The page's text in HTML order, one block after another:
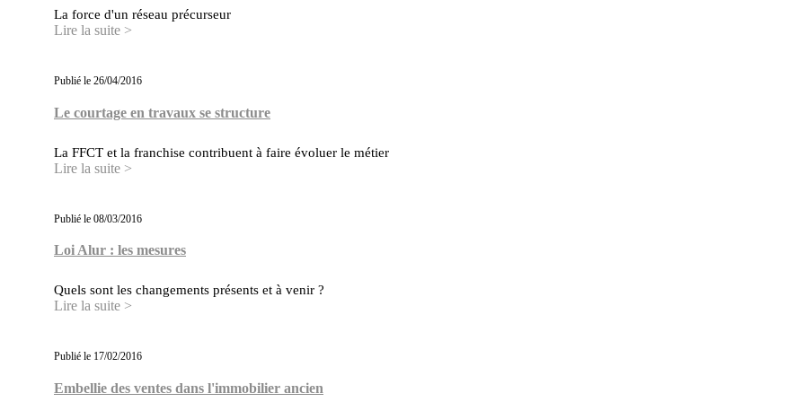
La force d'un réseau précurseur
Lire la suite >
Publié le 26/04/2016
Le courtage en travaux se structure
La FFCT et la franchise contribuent à faire évoluer le métier
Lire la suite >
Publié le 08/03/2016
Loi Alur : les mesures
Quels sont les changements présents et à venir ?
Lire la suite >
Publié le 17/02/2016
Embellie des ventes dans l'immobilier ancien